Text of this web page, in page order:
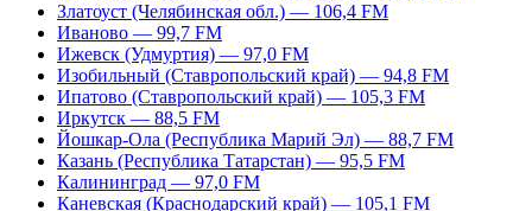
Златоуст (Челябинская обл.) — 106,4 FM
Иваново — 99,7 FM
Ижевск (Удмуртия) — 97,0 FM
Изобильный (Ставропольский край) — 94,8 FM
Ипатово (Ставропольский край) — 105,3 FM
Иркутск — 88,5 FM
Йошкар-Ола (Республика Марий Эл) — 88,7 FM
Казань (Республика Татарстан) — 95,5 FM
Калининград — 97,0 FM
Каневская (Краснодарский край) — 105,1 FM